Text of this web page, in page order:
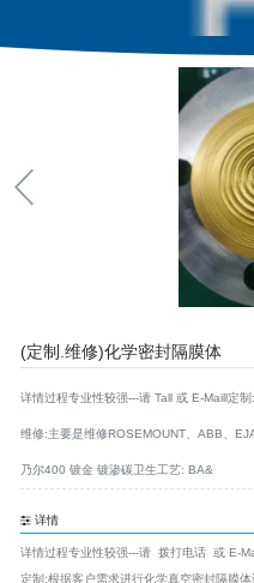
(定制.维修)化学密封隔膜体
详情过程专业性较强---请 Tall 或 E-Maill定
维修:主要是维修ROSEMOUNT、ABB、
乃尔400 镀金 镀渗碳卫生工艺: BA&
详情
详情过程专业性较强---请 拨打电话 或 E-
定制:根据客户需求进行化学真空密封隔膜